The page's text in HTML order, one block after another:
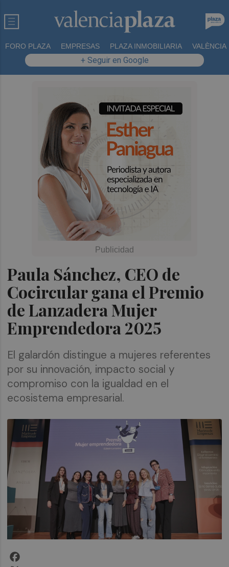
FORO PLAZA EMPRESAS PLAZA INMOBILIARIA VALÈNCIA
+ Seguir en Google
Paula Sánchez, CEO de
Cocircular gana el Premio
de Lanzadera Mujer
Emprendedora 2025
El galardón distingue a mujeres referentes
por su innovación, impacto social y
compromiso con la igualdad en el
ecosistema empresarial.